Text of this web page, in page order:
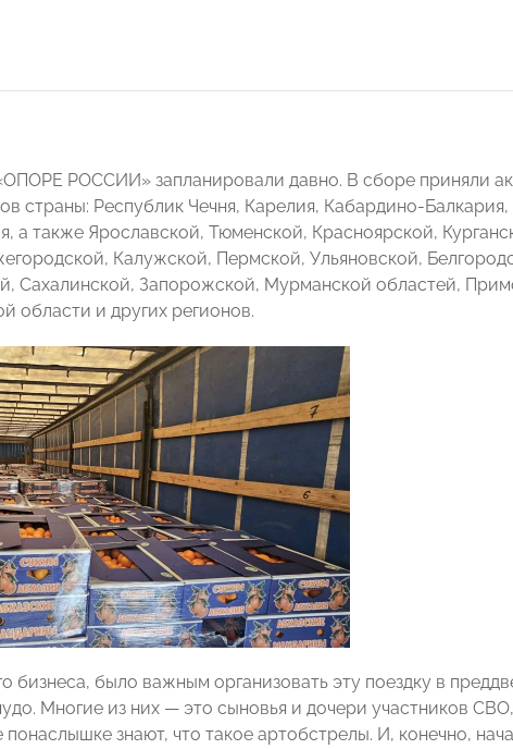
РОССИИ» запланировали давно. В сборе приняли
страны: Республик Чечня, Карелия, Кабардино-
а также Ярославской, Тюменской, Красноярской,
Калужской, Пермской, Ульяновской,
Сахалинской, Запорожской, Мурманской областей,
области и других регионов.
бизнеса, было важным организовать эту поездку в
Многие из них — это сыновья и дочери участников
знают, что такое артобстрелы. И, конечно,